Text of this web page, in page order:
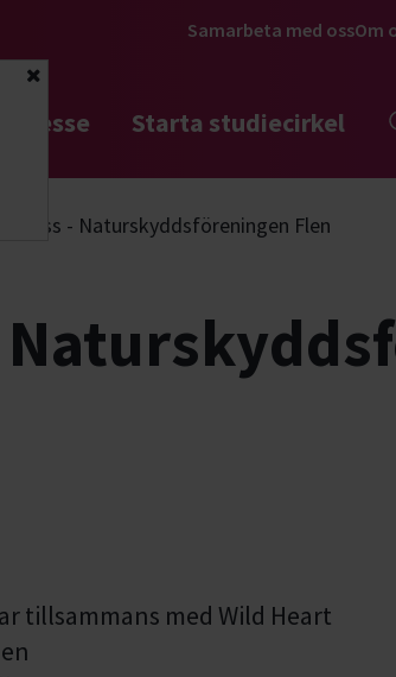
Stäng
Samarbeta med ossOm
Starta studiecirkel
- Naturskyddsföreningen Flen
tillsammans med Wild Heart